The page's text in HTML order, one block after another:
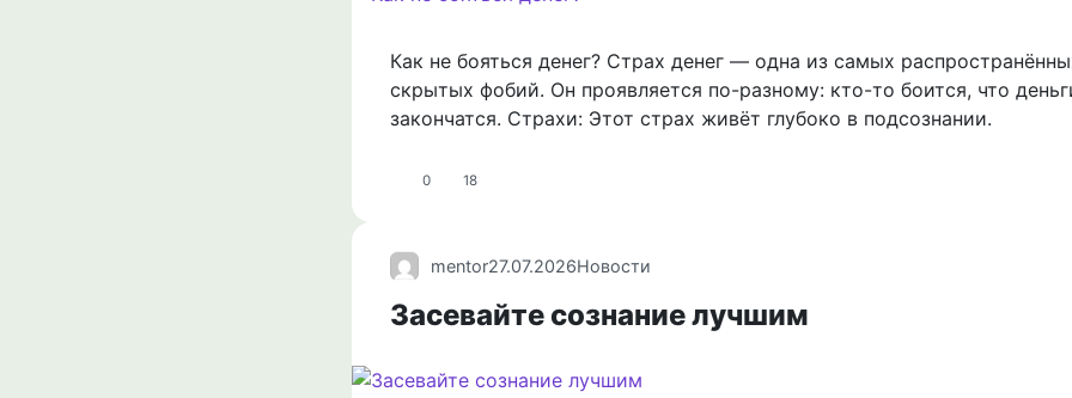
Как не бояться денег? Страх денег — одна из самых
скрытых фобий. Он проявляется по-разному: кто-то боится, что
закончатся. Страхи: Этот страх живёт глубоко в подсознании.
0 18
mentor27.07.2026Новости
Засевайте сознание лучшим